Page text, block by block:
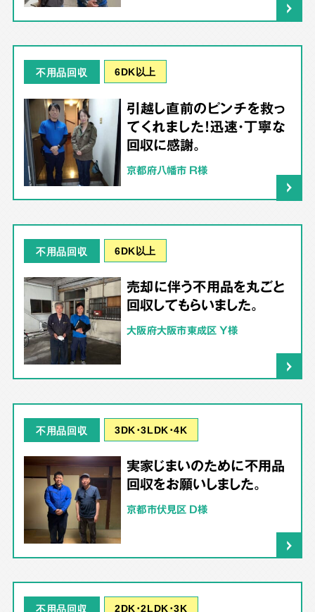
不用品回収 6DK以上
引越し直前のピンチを救っ
てくれました！迅速・丁寧な
回収に感謝。
京都府八幡市 R様
不用品回収 6DK以上
売却に伴う不用品を丸ごと
回収してもらいました。
大阪府大阪市東成区 Y様
不用品回収 3DK･3LDK･4K
実家じまいのために不用品
回収をお願いしました。
京都市伏見区 D様
不用品回収 2DK･2LDK･3K